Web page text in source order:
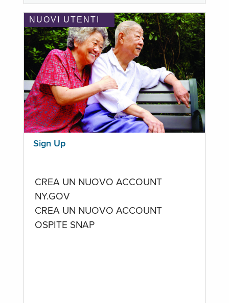
NUOVI UTENTI
Sign Up
CREA UN NUOVO ACCOUNT
NY.GOV
CREA UN NUOVO ACCOUNT
OSPITE SNAP